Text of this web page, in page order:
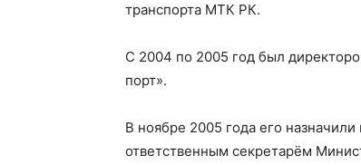
транспорта МТК РК.
С 2004 по 2005 год был
порт».
В ноябре 2005 года его
ответственным секретарём